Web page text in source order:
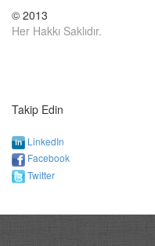
© 2013
Her Hakkı Saklıdır.
Takip Edin
LinkedIn
Facebook
Twitter